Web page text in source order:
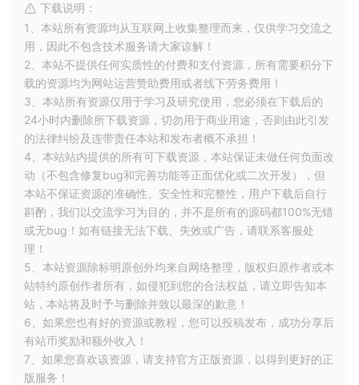
下载说明：
1、本站所有资源均从互联网上收集整理而来，仅供学习交流之
用，因此不包含技术服务请大家谅解！
2、本站不提供任何实质性的付费和支付资源，所有需要积分下
载的资源均为网站运营赞助费用或者线下劳务费用！
3、本站所有资源仅用于学习及研究使用，您必须在下载后的
24小时内删除所下载资源，切勿用于商业用途，否则由此引发
的法律纠纷及连带责任本站和发布者概不承担！
4、本站站内提供的所有可下载资源，本站保证未做任何负面改
动（不包含修复bug和完善功能等正面优化或二次开发），但
本站不保证资源的准确性、安全性和完整性，用户下载后自行
斟酌，我们以交流学习为目的，并不是所有的源码都100%无错
或无bug！如有链接无法下载、失效或广告，请联系客服处
理！
5、本站资源除标明原创外均来自网络整理，版权归原作者或本
站特约原创作者所有，如侵犯到您的合法权益，请立即告知本
站，本站将及时予与删除并致以最深的歉意！
6、如果您也有好的资源或教程，您可以投稿发布，成功分享后
有站币奖励和额外收入！
7、如果您喜欢该资源，请支持官方正版资源，以得到更好的正
版服务！